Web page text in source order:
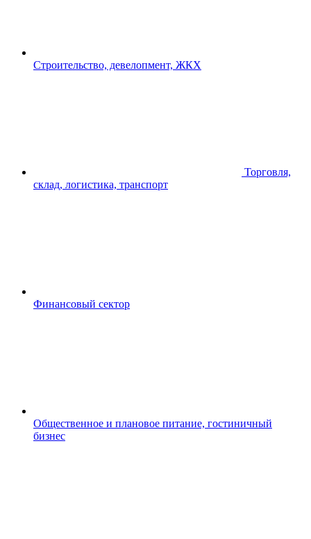
Строительство, девелопмент, ЖКХ
Торговля,
склад, логистика, транспорт
Финансовый сектор
Общественное и плановое питание, гостиничный
бизнес